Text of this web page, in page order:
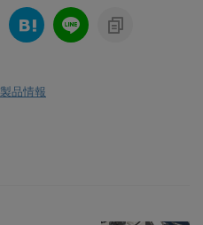
製品情報